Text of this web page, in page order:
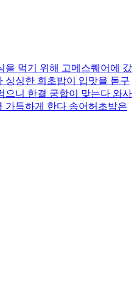
을 먹기 위해 고메스퀘어에 갔
싱싱한 회초밥이 입맛을 돋구
으니 한결 궁합이 맞는다 와사
가득하게 한다 송어허초밥은